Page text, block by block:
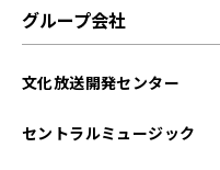
2024年03月
グループ会社
文化放送開発センター
セントラルミュージック